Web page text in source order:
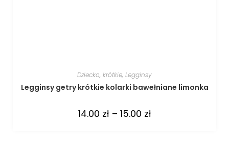
Dziecko, krótkie, Legginsy
Legginsy getry krótkie kolarki bawełniane limonka
14.00 zł – 15.00 zł